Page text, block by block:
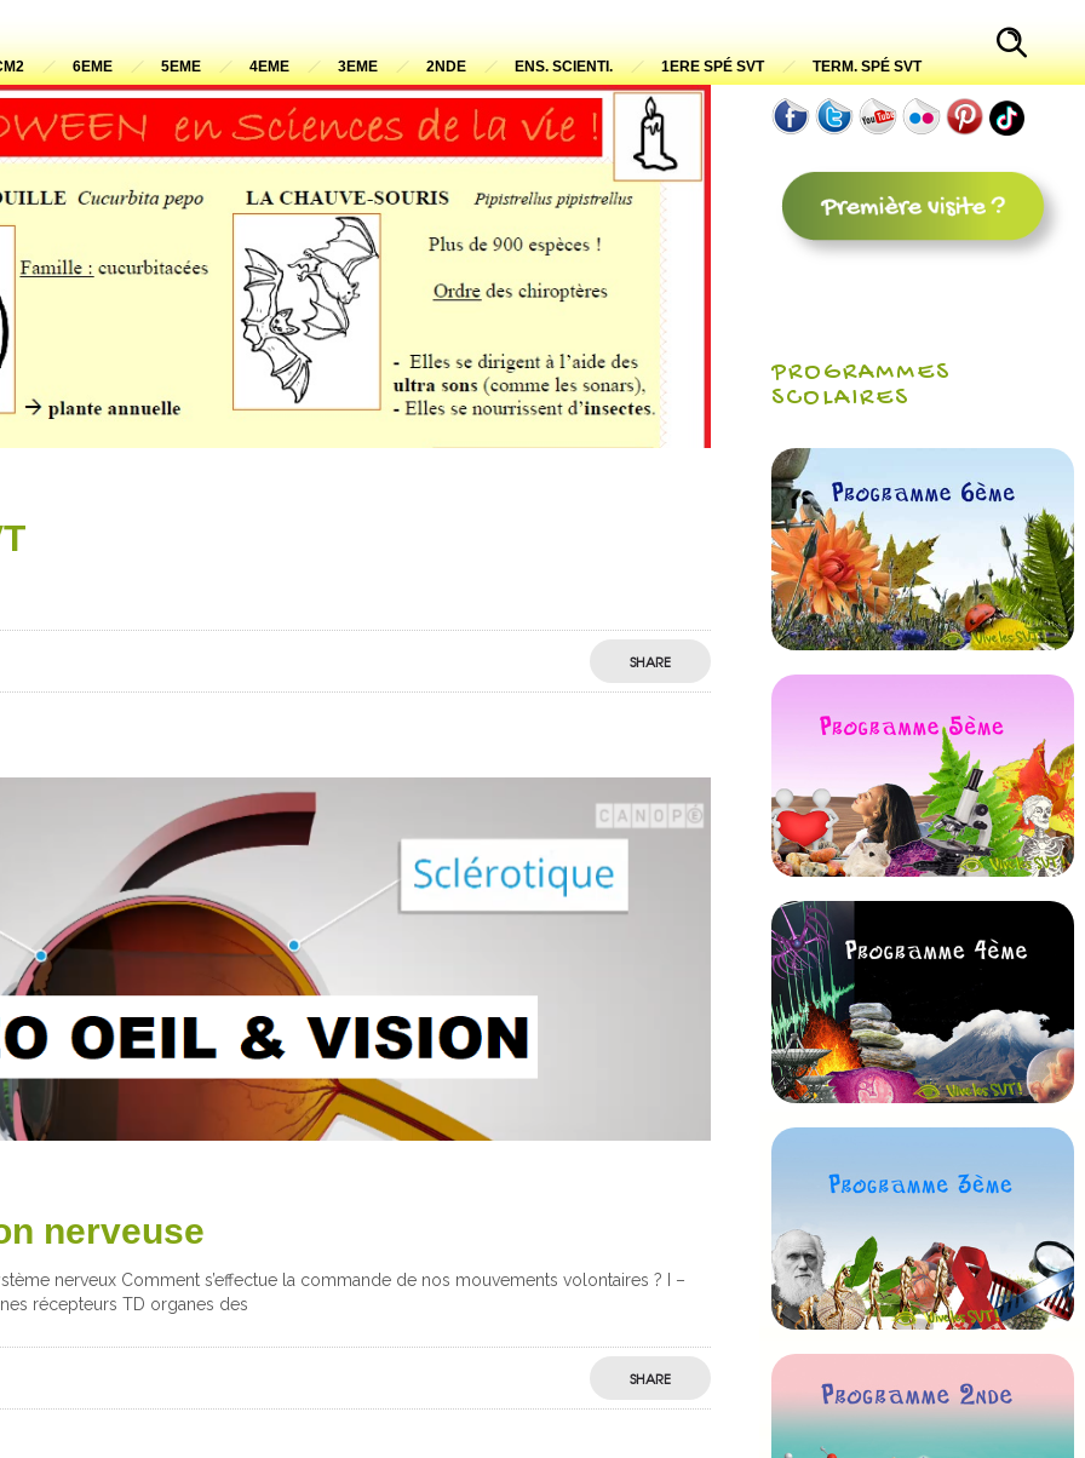
6EME 5EME 4EME 3EME 2NDE ENS. SCIENTI. 1ERE SPÉ SVT TERM. SPÉ SVT
SHARE
nerveuse
nerveux Comment s’effectue la commande de nos mouvements volontaires ? I –
récepteurs TD organes des
SHARE
PROGRAMMES
SCOLAIRES